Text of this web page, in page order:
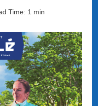
Time: 1 min